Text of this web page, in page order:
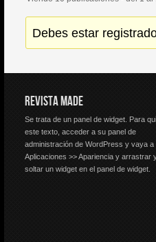
Debes estar
REVISTA MADE
Se trata de un panel de widget. Para
este texto, acceder a su panel de
administración de WordPress y vaya a
Aplicaciones >> Apariencia y arrastrar
soltar un widget en el panel de widget.